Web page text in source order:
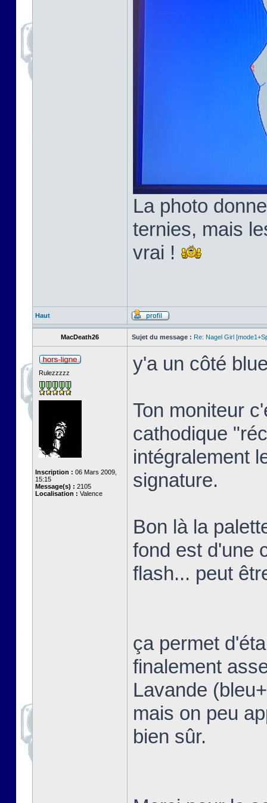
La photo
ternies, mais
vrai !
Haut
MacDeath26 Sujet du message : Re: Nagel Girl
Rulezzzzz
Inscription : 06 Mars 2009,
15:15
Message(s) : 2105
Localisation : Valence
y'a un côté
Ton moniteur
cathodique
intégralement
signature.
Bon là la
fond est d'une
flash... peut
ça permet
finalement
Lavande
mais on peu
bien sûr.